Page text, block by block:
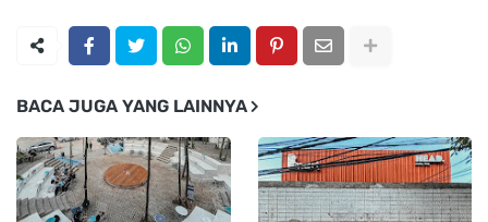
BACA JUGA YANG LAINNYA